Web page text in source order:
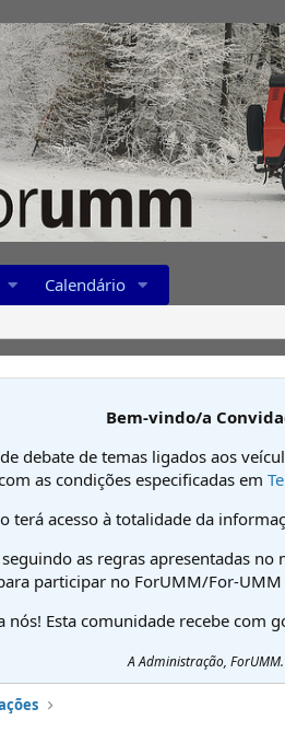
Calendário
Bem-vindo/a
debate de temas ligados aos
as condições especificadas em
terá acesso à totalidade da
as regras apresentadas
participar no ForUMM/For-
nós! Esta comunidade recebe com
A Administração, ForUMM.